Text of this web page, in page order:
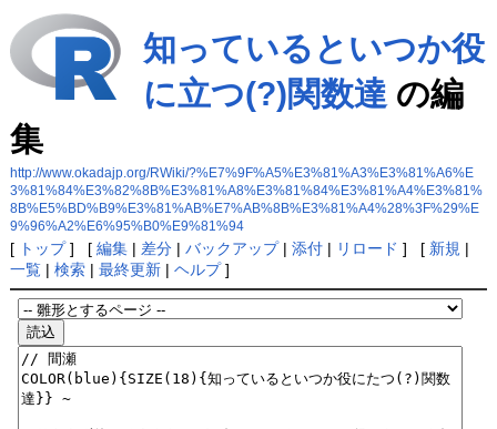
知っているといつか役
に立つ(?)関数達 の編
集
http://www.okadajp.org/RWiki/?%E7%9F%A5%E3%81%A3%E3%81%A6%E
3%81%84%E3%82%8B%E3%81%A8%E3%81%84%E3%81%A4%E3%81%
8B%E5%BD%B9%E3%81%AB%E7%AB%8B%E3%81%A4%28%3F%29%E
9%96%A2%E6%95%B0%E9%81%94
[ トップ] [ 編集| 差分| バックアップ| 添付| リロード ] [ 新規 |
一覧| 検索| 最終更新| ヘルプ]